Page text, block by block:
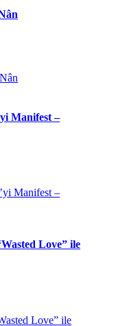
Manifest –
Love” ile